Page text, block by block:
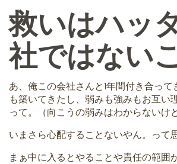
救いはハッ
社ではない
あ、俺この会社さんと1年間付き合っ
も築いてきたし、弱みも強みもお互い
って。（向こうの弱みはわからないけ
いまさら心配することないやん。って
まぁ中に入るとやることや責任の範囲